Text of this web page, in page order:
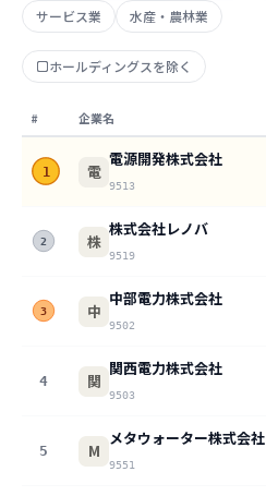
サービス業
水産・農林業
ホールディングスを除く
# 企業名
1 電
電源開発株式会社
9513
2 株
株式会社レノバ
9519
3 中
中部電力株式会社
9502
4 関
関西電力株式会社
9503
5 M
メタウォーター株式会社
9551